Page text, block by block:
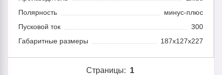
Полярность
минус-плюс
Пусковой ток
300
Габаритные размеры
187x127x227
Страницы: 1